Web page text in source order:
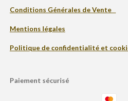
Conditions Générales de Vente
Mentions légales
Politique de confidentialité et
Paiement sécurisé